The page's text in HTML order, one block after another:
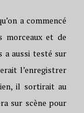
a commencé
morceaux et de
a aussi testé sur
l’enregistrer
il sortirait au
sur scène pour